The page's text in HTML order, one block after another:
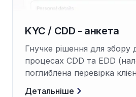
KYC / CDD - анкета
Гнучке рішення для збору
процесах CDD та EDD
поглиблена перевірка
Детальніше